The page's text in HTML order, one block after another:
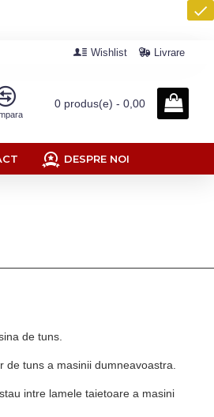
Wishlist Livrare
0 produs(e) - 0,00
DESPRE NOI
de tuns.
tuns a masinii dumneavoastra.
intre lamele taietoare a masini